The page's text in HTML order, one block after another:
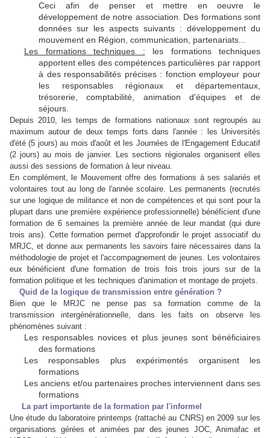
Ceci afin de penser et mettre en oeuvre le
développement de notre association. Des formations sont
données sur les aspects suivants : développement du
mouvement en Région, communication, partenariats...
Les formations techniques : les formations techniques
apportent elles des compétences particulières par rapport
à des responsabilités précises : fonction employeur pour
les responsables régionaux et départementaux,
trésorerie, comptabilité, animation d'équipes et de
séjours.
Depuis 2010, les temps de formations nationaux sont regroupés au
maximum autour de deux temps forts dans l'année : les Universités
d'été (5 jours) au mois d'août et les Journées de l'Engagement Educatif
(2 jours) au mois de janvier. Les sections régionales organisent elles
aussi des sessions de formation à leur niveau.
En complément, le Mouvement offre des formations à ses salariés et
volontaires tout au long de l'année scolaire. Les permanents (recrutés
sur une logique de militance et non de compétences et qui sont pour la
plupart dans une première expérience professionnelle) bénéficient d'une
formation de 6 semaines la première année de leur mandat (qui dure
trois ans). Cette formation permet d'approfondir le projet associatif du
MRJC, et donne aux permanents les savoirs faire nécessaires dans la
méthodologie de projet et l'accompagnement de jeunes. Les volontaires
eux bénéficient d'une formation de trois fois trois jours sur de la
formation politique et les techniques d'animation et montage de projets.
Quid de la logique de transmission entre génération ?
Bien que le MRJC ne pense pas sa formation comme de la
transmission intergénérationnelle, dans les faits on observe les
phénomènes suivant :
Les responsables novices et plus jeunes sont bénéficiaires
des formations
Les responsables plus expérimentés organisent les
formations
Les anciens et/ou partenaires proches interviennent dans ses
formations
La part importante de la formation par l'informel
Une étude du laboratoire printemps (rattaché au CNRS) en 2009 sur les
organisations gérées et animées par des jeunes JOC, Animafac et